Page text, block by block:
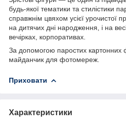
будь-якої тематики та стилістики
справжнім цвяхом усієї урочистої
на дитячих дні народження, і на
вечірках, корпоративах.
За допомогою паростих картонних
майданчик для фотомереж.
Приховати
Характеристики